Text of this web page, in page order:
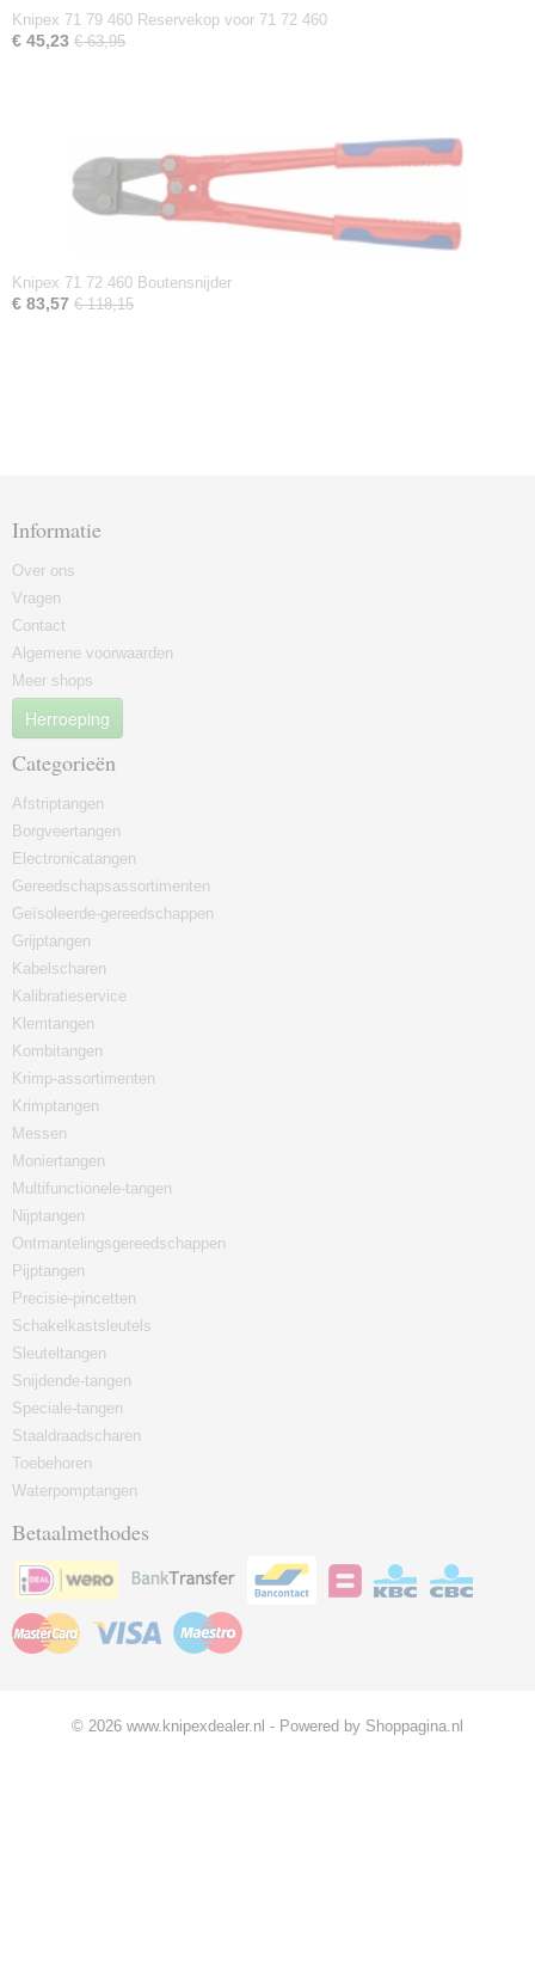
Knipex 71 79 460 Reservekop voor 71 72 460
€ 45,23 € 63,95
Knipex 71 72 460 Boutensnijder
€ 83,57 € 118,15
Informatie
Over ons
Vragen
Contact
Algemene voorwaarden
Meer shops
Herroeping
Categorieën
Afstriptangen
Borgveertangen
Electronicatangen
Gereedschapsassortimenten
Geïsoleerde-gereedschappen
Grijptangen
Kabelscharen
Kalibratieservice
Klemtangen
Kombitangen
Krimp-assortimenten
Krimptangen
Messen
Moniertangen
Multifunctionele-tangen
Nijptangen
Ontmantelingsgereedschappen
Pijptangen
Precisie-pincetten
Schakelkastsleutels
Sleuteltangen
Snijdende-tangen
Speciale-tangen
Staaldraadscharen
Toebehoren
Waterpomptangen
Betaalmethodes
© 2026 www.knipexdealer.nl - Powered by Shoppagina.nl